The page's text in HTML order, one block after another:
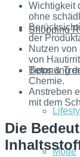
Shopping
Tipps &
Mode
Wichtigkeit
ohne
der
Nutzen
von
Betonung
Chemie.
Anstreben
mit dem
Die